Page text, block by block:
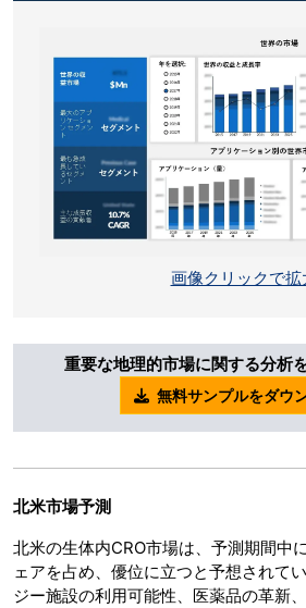
画像クリックで拡
重要な地理的市場に関する分析
無料サンプルをダウ
北米市場予測
北米の生体内CRO市場は、予測期間中
ェアを占め、優位に立つと予想されて
ジー施設の利用可能性、医薬品の革新